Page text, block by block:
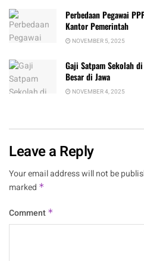
Perbedaan Pegawai
Kantor Pemerintah
NOVEMBER 5, 2025
Gaji Satpam Sekolah
Besar di Jawa
NOVEMBER 4, 2025
Leave a Reply
Your email address will not be
marked *
Comment *